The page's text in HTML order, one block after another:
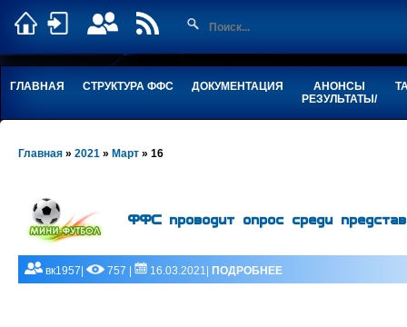
ГЛАВНАЯ СТРУКТУРА ФФС ДОКУМЕНТАЦИЯ
АНОНСЫ
РЕЗУЛЬТАТЫ/
Главная » 2021 » Март » 16
ФФС проводит опрос среди
вк1957| 757 | 16.03.2021| ПОДРОБНЕЕ